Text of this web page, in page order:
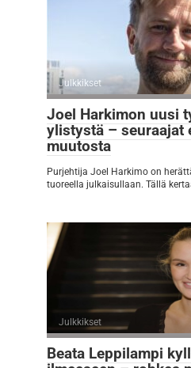
Julkkikset
Joel Harkimon uusi
ylistystä – seuraajat
muutosta
Purjehtija Joel Harkimo on
tuoreella julkaisullaan. Tällä
Julkkikset
Beata Leppilampi